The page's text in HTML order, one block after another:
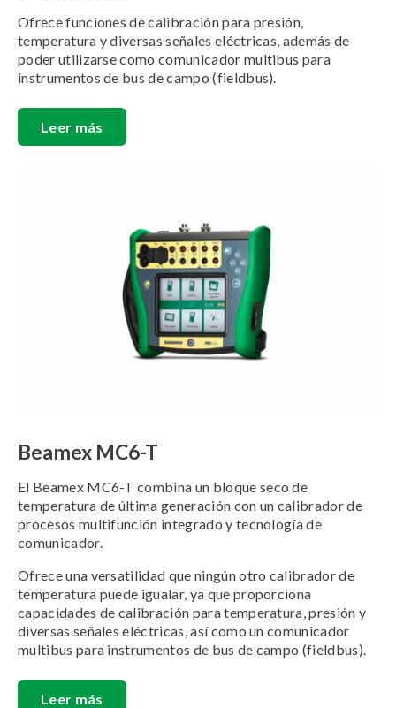
Ofrece funciones de calibración para presión,
temperatura y diversas señales eléctricas, además de
poder utilizarse como comunicador multibus para
instrumentos de bus de campo (fieldbus).
Leer más
Beamex MC6-T
El Beamex MC6-T combina un bloque seco de
temperatura de última generación con un calibrador de
procesos multifunción integrado y tecnología de
comunicador.
Ofrece una versatilidad que ningún otro calibrador de
temperatura puede igualar, ya que proporciona
capacidades de calibración para temperatura, presión y
diversas señales eléctricas, así como un comunicador
multibus para instrumentos de bus de campo (fieldbus).
Leer más